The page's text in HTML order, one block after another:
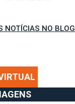
NOTÍCIAS NO BLOG